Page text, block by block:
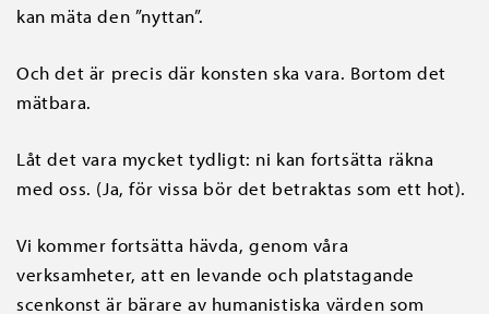
kan mäta den ”nyttan”.
Och det är precis där konsten ska vara. Bortom det
mätbara.
Låt det vara mycket tydligt: ni kan fortsätta räkna
med oss. (Ja, för vissa bör det betraktas som ett hot).
Vi kommer fortsätta hävda, genom våra
verksamheter, att en levande och platstagande
scenkonst är bärare av humanistiska värden som